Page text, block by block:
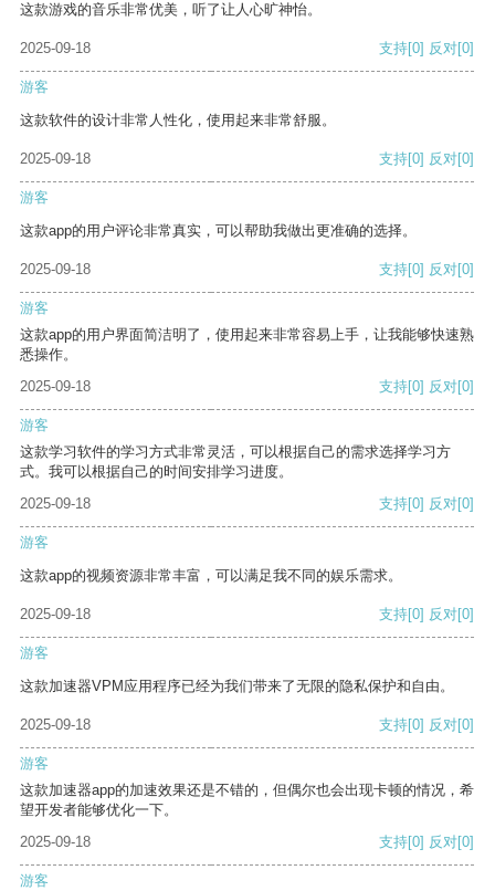
这款游戏的音乐非常优美，听了让人心旷神怡。
2025-09-18 支持[0] 反对[0]
游客
这款软件的设计非常人性化，使用起来非常舒服。
2025-09-18 支持[0] 反对[0]
游客
这款app的用户评论非常真实，可以帮助我做出更准确的选择。
2025-09-18 支持[0] 反对[0]
游客
这款app的用户界面简洁明了，使用起来非常容易上手，让我能够快速熟
悉操作。
2025-09-18
支持[0] 反对[0]
游客
这款学习软件的学习方式非常灵活，可以根据自己的需求选择学习方
式。我可以根据自己的时间安排学习进度。
2025-09-18
支持[0] 反对[0]
游客
这款app的视频资源非常丰富，可以满足我不同的娱乐需求。
2025-09-18 支持[0] 反对[0]
游客
这款加速器VPM应用程序已经为我们带来了无限的隐私保护和自由。
2025-09-18 支持[0] 反对[0]
游客
这款加速器app的加速效果还是不错的，但偶尔也会出现卡顿的情况，希
望开发者能够优化一下。
2025-09-18
支持[0] 反对[0]
游客